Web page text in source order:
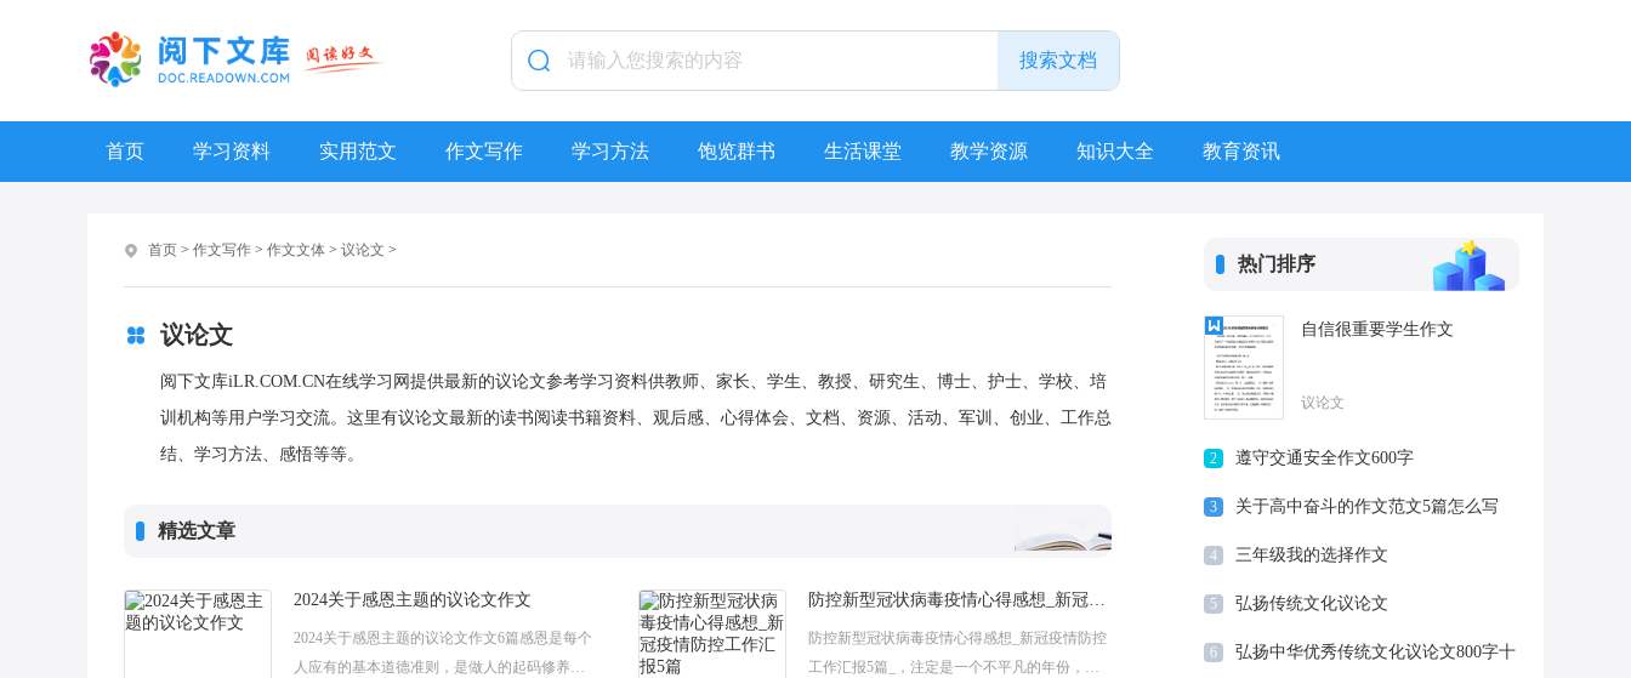
首页 学习资料 实用范文 作文写作 学习方法 饱览群书 生活课堂 教学资源 知识大全 教育资讯
首页 > 作文写作 > 作文文体 > 议论文 >
议论文
阅下文库iLR.COM.CN在线学习网提供最新的议论文参考学习资料供教师、家长、学生、教授、研究生、博士、护士、学校、培
训机构等用户学习交流。这里有议论文最新的读书阅读书籍资料、观后感、心得体会、文档、资源、活动、军训、创业、工作总
结、学习方法、感悟等等。
精选文章
2024关于感恩主题的议论文作文
2024关于感恩主题的议论文作文6篇感恩是每个
人应有的基本道德准则，是做人的起码修养。
防控新型冠状病毒疫情心得感想_新冠疫情防控工作汇报5篇
防控新型冠状病毒疫情心得感想_新冠疫情防控
工作汇报5篇_，注定是一个不平凡的年份，在
热门排序
自信很重要学生作文
议论文
2 遵守交通安全作文600字
3 关于高中奋斗的作文范文5篇怎么写
4 三年级我的选择作文
5 弘扬传统文化议论文
6
弘扬中华优秀传统文化议论文800字十